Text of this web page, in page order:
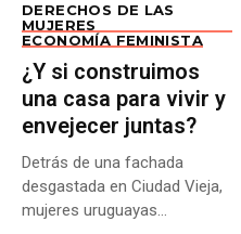
DERECHOS DE LAS
MUJERES
ECONOMÍA FEMINISTA
¿Y si construimos
una casa para vivir y
envejecer juntas?
Detrás de una fachada
desgastada en Ciudad Vieja,
mujeres uruguayas